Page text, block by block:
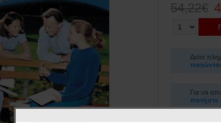
54,22€
Δείτε
Για να
πατήστε